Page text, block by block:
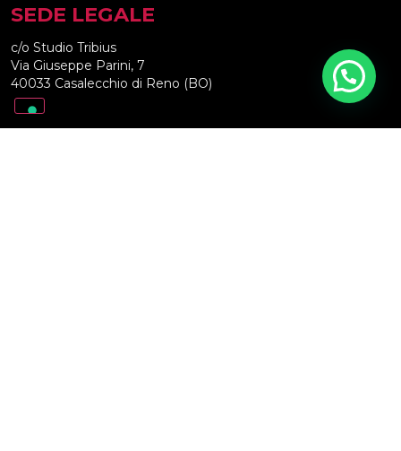
SEDE LEGALE
c/o Studio Tribius
Via Giuseppe Parini, 7
40033 Casalecchio di Reno (BO)